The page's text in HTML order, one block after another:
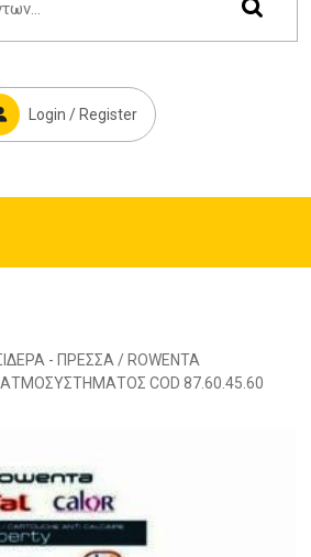
Login / Register
- ΠΡΕΣΣΑ / ROWENTA
COD 87.60.45.60